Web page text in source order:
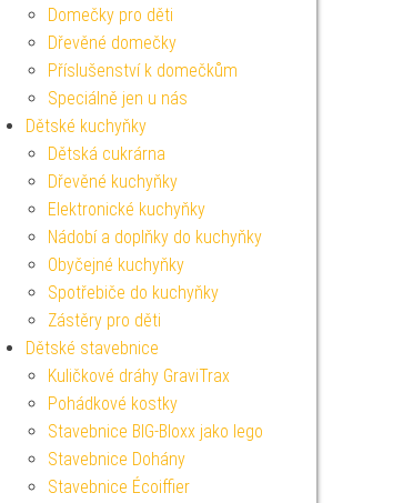
Domečky pro děti
Dřevěné domečky
Příslušenství k domečkům
Speciálně jen u nás
Dětské kuchyňky
Dětská cukrárna
Dřevěné kuchyňky
Elektronické kuchyňky
Nádobí a doplňky do kuchyňky
Obyčejné kuchyňky
Spotřebiče do kuchyňky
Zástěry pro děti
Dětské stavebnice
Kuličkové dráhy GraviTrax
Pohádkové kostky
Stavebnice BIG-Bloxx jako lego
Stavebnice Dohány
Stavebnice Écoiffier